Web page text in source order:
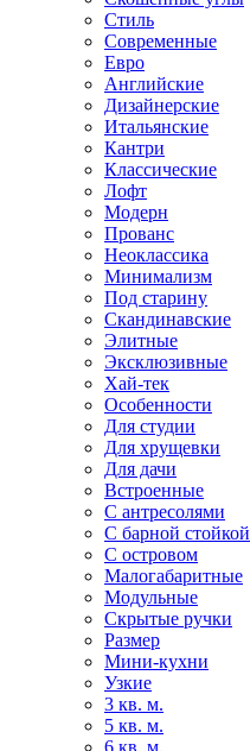
Стиль
Современные
Евро
Английские
Дизайнерские
Итальянские
Кантри
Классические
Лофт
Модерн
Прованс
Неоклассика
Минимализм
Под старину
Скандинавские
Элитные
Эксклюзивные
Хай-тек
Особенности
Для студии
Для хрущевки
Для дачи
Встроенные
С антресолями
С барной стойкой
С островом
Малогабаритные
Модульные
Скрытые ручки
Размер
Мини-кухни
Узкие
3 кв. м.
5 кв. м.
6 кв. м.